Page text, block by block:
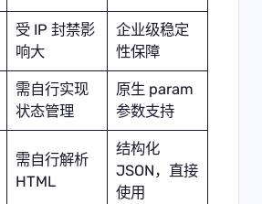
受 IP 封禁影
响大
企业级稳定
性保障
需自行实现
状态管理
原生 param
参数支持
需自行解析
HTML
结构化
JSON，直接
使用